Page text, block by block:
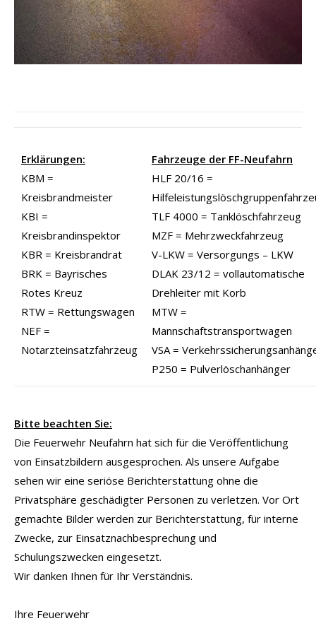
Erklärungen:
KBM =
Kreisbrandmeister
KBI =
Kreisbrandinspektor
KBR = Kreisbrandrat
BRK = Bayrisches
Rotes Kreuz
RTW = Rettungswagen
NEF =
Notarzteinsatzfahrzeug
Fahrzeuge der FF-Neufahrn
HLF 20/16 =
TLF 4000 = Tanklöschfahrzeug
MZF = Mehrzweckfahrzeug
V-LKW = Versorgungs – LKW
DLAK 23/12 = vollautomatische
Drehleiter mit Korb
MTW =
Mannschaftstransportwagen
VSA =
P250 = Pulverlöschanhänger
Bitte beachten Sie:
Die Feuerwehr Neufahrn hat sich für die Veröffentlichung
von Einsatzbildern ausgesprochen. Als unsere Aufgabe
sehen wir eine seriöse Berichterstattung ohne die
Privatsphäre geschädigter Personen zu verletzen. Vor Ort
gemachte Bilder werden zur Berichterstattung, für interne
Zwecke, zur Einsatznachbesprechung und
Schulungszwecken eingesetzt.
Wir danken Ihnen für Ihr Verständnis.
Ihre Feuerwehr